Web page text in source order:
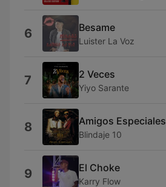
6 Besame
Luister La Voz
7 2 Veces
Yiyo Sarante
8 Amigos Especiales
Blindaje 10
9 El Choke
Karry Flow